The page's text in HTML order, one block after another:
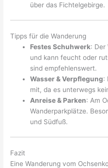
über das Fichtelgebirge.
Tipps für die Wanderung
Festes Schuhwerk: Der
und kann feucht oder
sind empfehlenswert.
Wasser & Verpflegung:
mit, da es unterwegs
Anreise & Parken: Am
Wanderparkplätze.
und Südfuß.
Fazit
Eine Wanderung vom